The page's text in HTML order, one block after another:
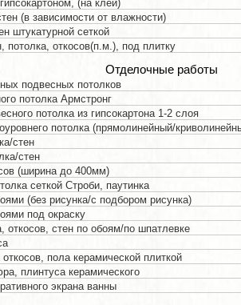
(на клей)
(в зависимости от влажности)
штукатурной сеткой
потолка, откосов(п.м.), под плитку
Отделочные работы
подвесных потолков
потолка Армстронг
потолка из гипсокартона 1-2 слоя
потолка (прямолинейный/
стен
стен
(ширина до 400мм)
сеткой Строби, паутинка
(без рисунка/с подбором рисунка)
под окраску
откосов, стен по обоям/по шпатлевке
пола керамической плиткой
плинтуса керамического
экрана ванны